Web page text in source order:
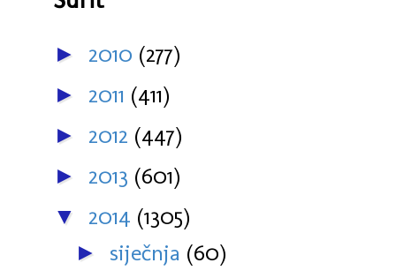
► 2010 (277)
► 2011 (411)
► 2012 (447)
► 2013 (601)
▼ 2014 (1305)
► siječnja (60)